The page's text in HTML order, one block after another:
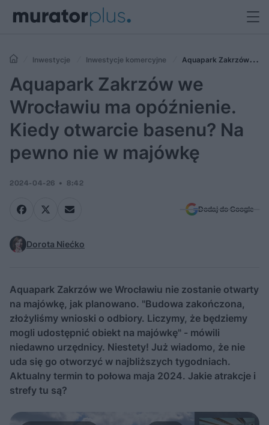
Inwestycje Inwestycje komercyjne
Aquapark Zakrzów we
Wrocławiu ma opóźnienie. Kiedy otwarcie basenu? Na pewno nie w
majówkę
Aquapark Zakrzów we
Wrocławiu ma opóźnienie.
Kiedy otwarcie basenu? Na
pewno nie w majówkę
2024-04-26 8:42
Dodaj do Google
Dorota Niećko
Aquapark Zakrzów we Wrocławiu nie zostanie otwarty
na majówkę, jak planowano. "Budowa zakończona,
złożyliśmy wnioski o odbiory. Liczymy, że będziemy
mogli udostępnić obiekt na majówkę" - mówili
niedawno urzędnicy. Niestety! Już wiadomo, że nie
uda się go otworzyć w najbliższych tygodniach.
Aktualny termin to połowa maja 2024. Jakie atrakcje i
strefy tu są?